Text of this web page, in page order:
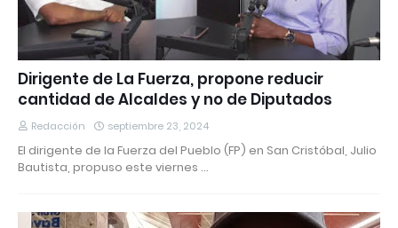
Dirigente de La Fuerza, propone reducir
cantidad de Alcaldes y no de Diputados
Redacción septiembre 23, 2024
El dirigente de la Fuerza del Pueblo (FP) en San Cristóbal, Julio
Bautista, propuso este viernes …